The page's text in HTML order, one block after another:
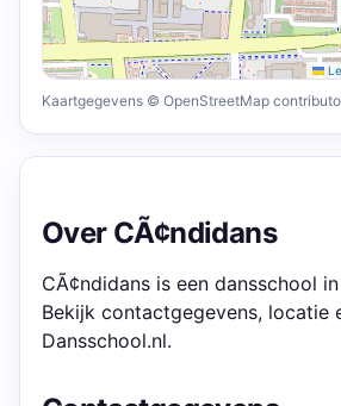
Kaartgegevens © OpenStreetMap
Over CÃ¢ndidans
CÃ¢ndidans is een dansschool
Bekijk contactgegevens, locatie
Dansschool.nl.